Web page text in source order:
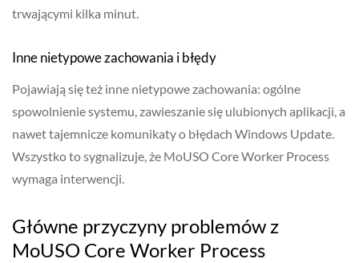
trwającymi kilka minut.
Inne nietypowe zachowania i błędy
Pojawiają się też inne nietypowe zachowania: ogólne
spowolnienie systemu, zawieszanie się ulubionych aplikacji, a
nawet tajemnicze komunikaty o błędach Windows Update.
Wszystko to sygnalizuje, że MoUSO Core Worker Process
wymaga interwencji.
Główne przyczyny problemów z
MoUSO Core Worker Process